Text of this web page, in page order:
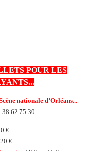
POUR LES
nationale d’Orléans...
38 62 75 30
€
€